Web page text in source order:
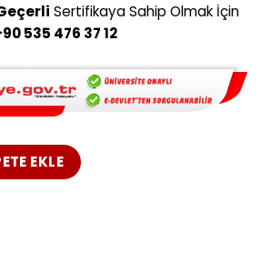
Sertifikaya Sahip Olmak İçin
535 476 37 12
Uzaktan Eğitim Çankırı
EKLE